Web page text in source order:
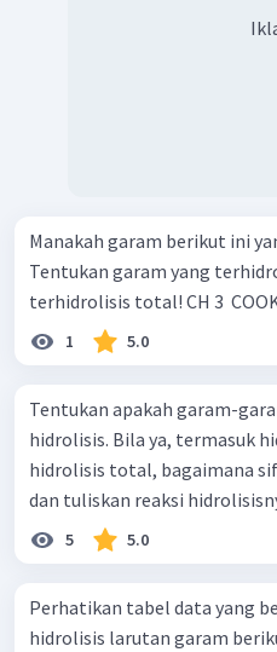
Manakah garam berikut ini
Tentukan garam yang
terhidrolisis total! CH 3
1 5.0
Tentukan apakah garam-
hidrolisis. Bila ya, termasuk
hidrolisis total, bagaimana
5 5.0
Perhatikan tabel data yang
hidrolisis larutan garam berikut ini: Data yang